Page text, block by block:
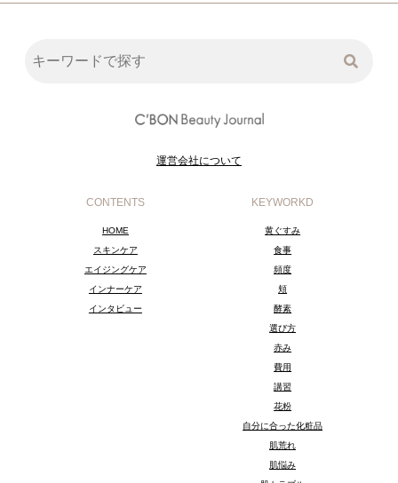
運営会社について
CONTENTS
HOME
スキンケア
エイジングケア
インナーケア
インタビュー
KEYWORKD
黄ぐすみ
食事
頻度
頬
酵素
選び方
赤み
費用
講習
花粉
自分に合った化粧品
肌荒れ
肌悩み